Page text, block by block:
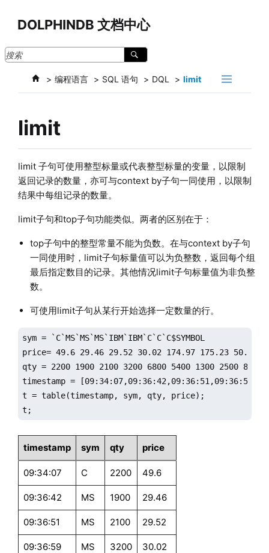
DOLPHINDB 文档中心
编程语言 SQL 语句 DQL limit
limit
limit 子句可使用整型标量或代表整型标量的变量，以限制
返回记录的数量，亦可与context by子句一同使用，以限制
结果中每组记录的数量。
limit子句和top子句功能类似。两者的区别在于：
top子句中的整型常量不能为负数。在与context by子句
一同使用时，limit子句标量值可以为负整数，返回每个组
最后指定数目的记录。其他情况limit子句标量值为非负整
数。
可使用limit子句从某行开始选择一定数量的行。
sym = `C`MS`MS`MS`IBM`IBM`C`C`C$SYMBOL
price= 49.6 29.46 29.52 30.02 174.97 175.23 50.76
qty = 2200 1900 2100 3200 6800 5400 1300 2500 8800
timestamp =
t = table(timestamp, sym, qty, price);
t;
timestamp sym qty price
09:34:07 C 2200 49.6
09:36:42 MS 1900 29.46
09:36:51 MS 2100 29.52
09:36:59 MS 3200 30.02